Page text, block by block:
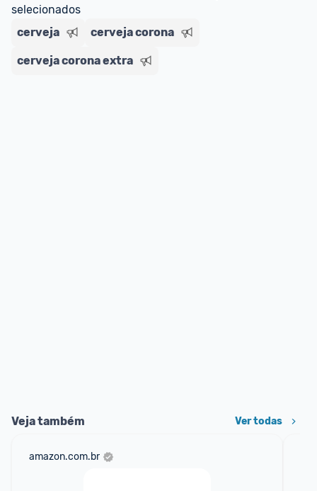
selecionados
cerveja
cerveja corona
cerveja corona extra
Veja também Ver todas
amazon.com.br